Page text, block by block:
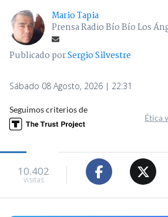
Mario Tapia
Prensa Radio Bío Bío Los
Publicado porSergio Silvestre
Sábado 08 Agosto, 2026 | 22:31
Seguimos criterios de
Ética
10.402
visitas